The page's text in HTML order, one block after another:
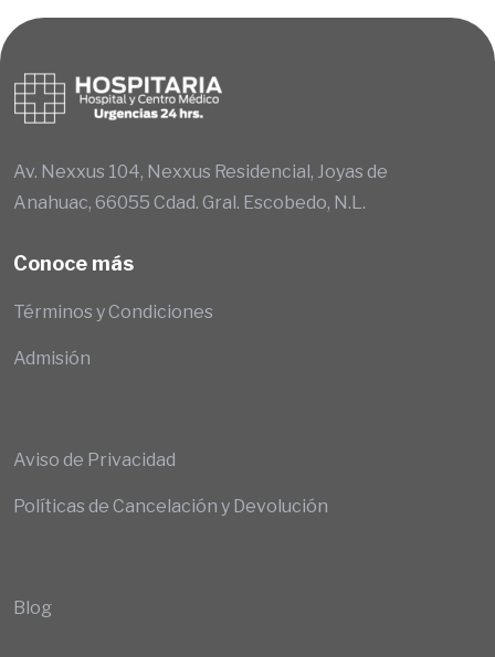
Av. Nexxus 104, Nexxus Residencial, Joyas de
Anahuac, 66055 Cdad. Gral. Escobedo, N.L.
Conoce más
Términos y Condiciones
Admisión
Aviso de Privacidad
Políticas de Cancelación y Devolución
Blog